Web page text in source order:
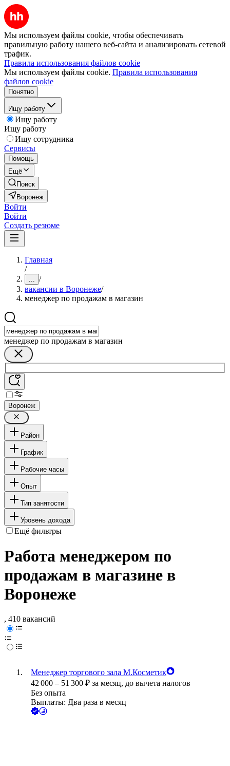
Мы используем файлы cookie, чтобы обеспечивать
правильную работу нашего веб-сайта и анализировать сетевой
трафик.
Правила использования файлов cookie
Мы используем файлы cookie. Правила использования
файлов cookie
Понятно
Ищу работу
Ищу работу
Ищу работу
Ищу сотрудника
Сервисы
Помощь
Ещё
Поиск
Воронеж
Войти
Войти
Создать резюме
Главная
/
... /
вакансии в Воронеже/
менеджер по продажам в магазин
менеджер по продажам в магазин
Воронеж
Район
График
Рабочие часы
Опыт
Тип занятости
Уровень дохода
Ещё фильтры
Работа менеджером по
продажам в магазине в
Воронеже
, 410 вакансий
Менеджер торгового зала М.Косметик
42 000 – 51 300 ₽ за месяц, до вычета налогов
Без опыта
Выплаты: Два раза в месяц